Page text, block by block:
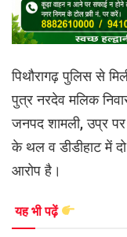
पिथौरागढ़ पुलिस से
पुत्र नरदेव मलिक
जनपद शामली, उप्र पर
के थल व डीडीहाट में
आरोप है।
यह भी पढ़ें